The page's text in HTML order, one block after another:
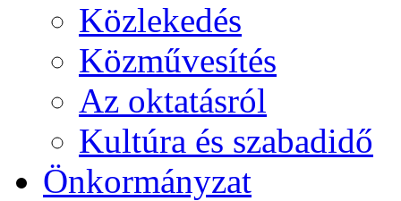
Közlekedés
Közművesítés
Az oktatásról
Kultúra és szabadidő
Önkormányzat